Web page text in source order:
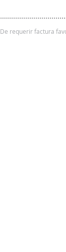
De requerir factura